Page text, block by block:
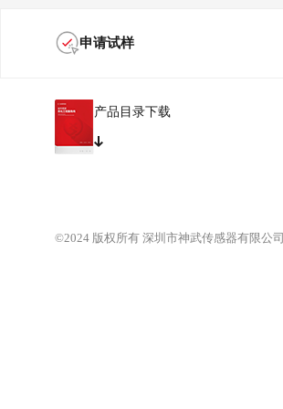
申请试样
产品目录下载
©2024 版权所有 深圳市神武传感器有限公司